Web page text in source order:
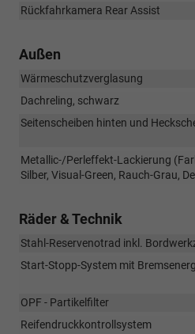
Rückfahrkamera Rear Assist
Außen
Wärmeschutzverglasung
Dachreling, schwarz
Seitenscheiben hinten und
Metallic-/Perleffekt-Lackierung
Silber, Visual-Green, Rauch-Grau,
Räder & Technik
Stahl-Reservenotrad inkl.
Start-Stopp-System mit
OPF - Partikelfilter
Reifendruckkontrollsystem